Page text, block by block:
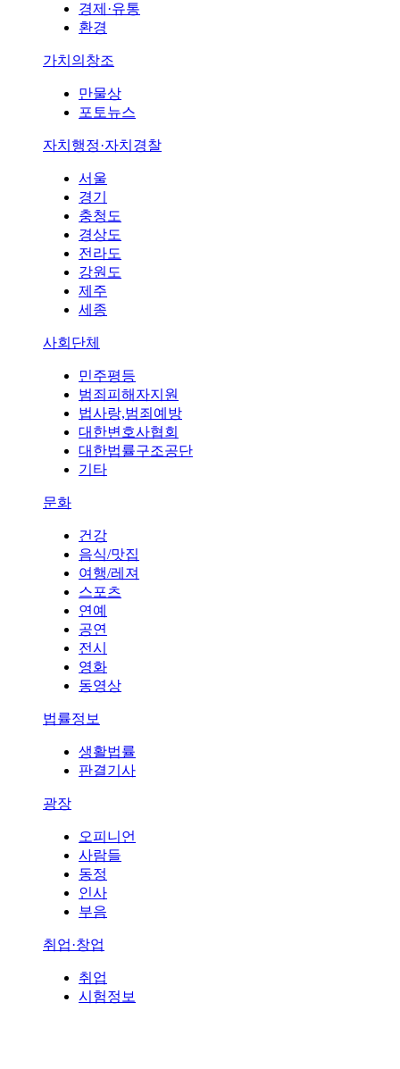
경제·유통
환경
가치의창조
만물상
포토뉴스
자치행정·자치경찰
서울
경기
충청도
경상도
전라도
강원도
제주
세종
사회단체
민주평등
범죄피해자지원
법사랑,범죄예방
대한변호사협회
대한법률구조공단
기타
문화
건강
음식/맛집
여행/레져
스포츠
연예
공연
전시
영화
동영상
법률정보
생활법률
판결기사
광장
오피니언
사람들
동정
인사
부음
취업·창업
취업
시험정보